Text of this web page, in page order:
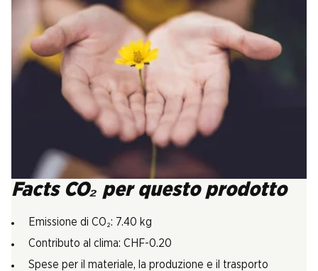
Facts CO₂ per questo prodotto
Emissione di CO₂: 7.40 kg
Contributo al clima: CHF-0.20
Spese per il materiale, la produzione e il trasporto